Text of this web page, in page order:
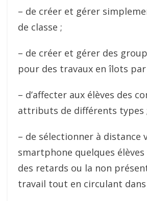
– de créer et gérer
de classe ;
– de créer et gérer des
pour des travaux en îlots
– d’affecter aux élèves des
attributs de différents types
– de sélectionner à distance
smartphone quelques
des retards ou la non
travail tout en circulant dans